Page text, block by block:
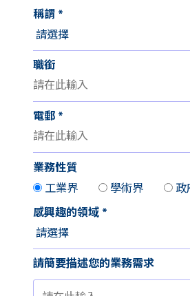
稱謂 *
職銜
電郵 *
業務性質
工業界
學術界 政
感興趣的領域 *
請簡要描述您的業務需求